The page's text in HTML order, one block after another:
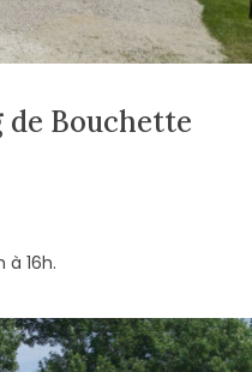
de Bouchette
à 16h.